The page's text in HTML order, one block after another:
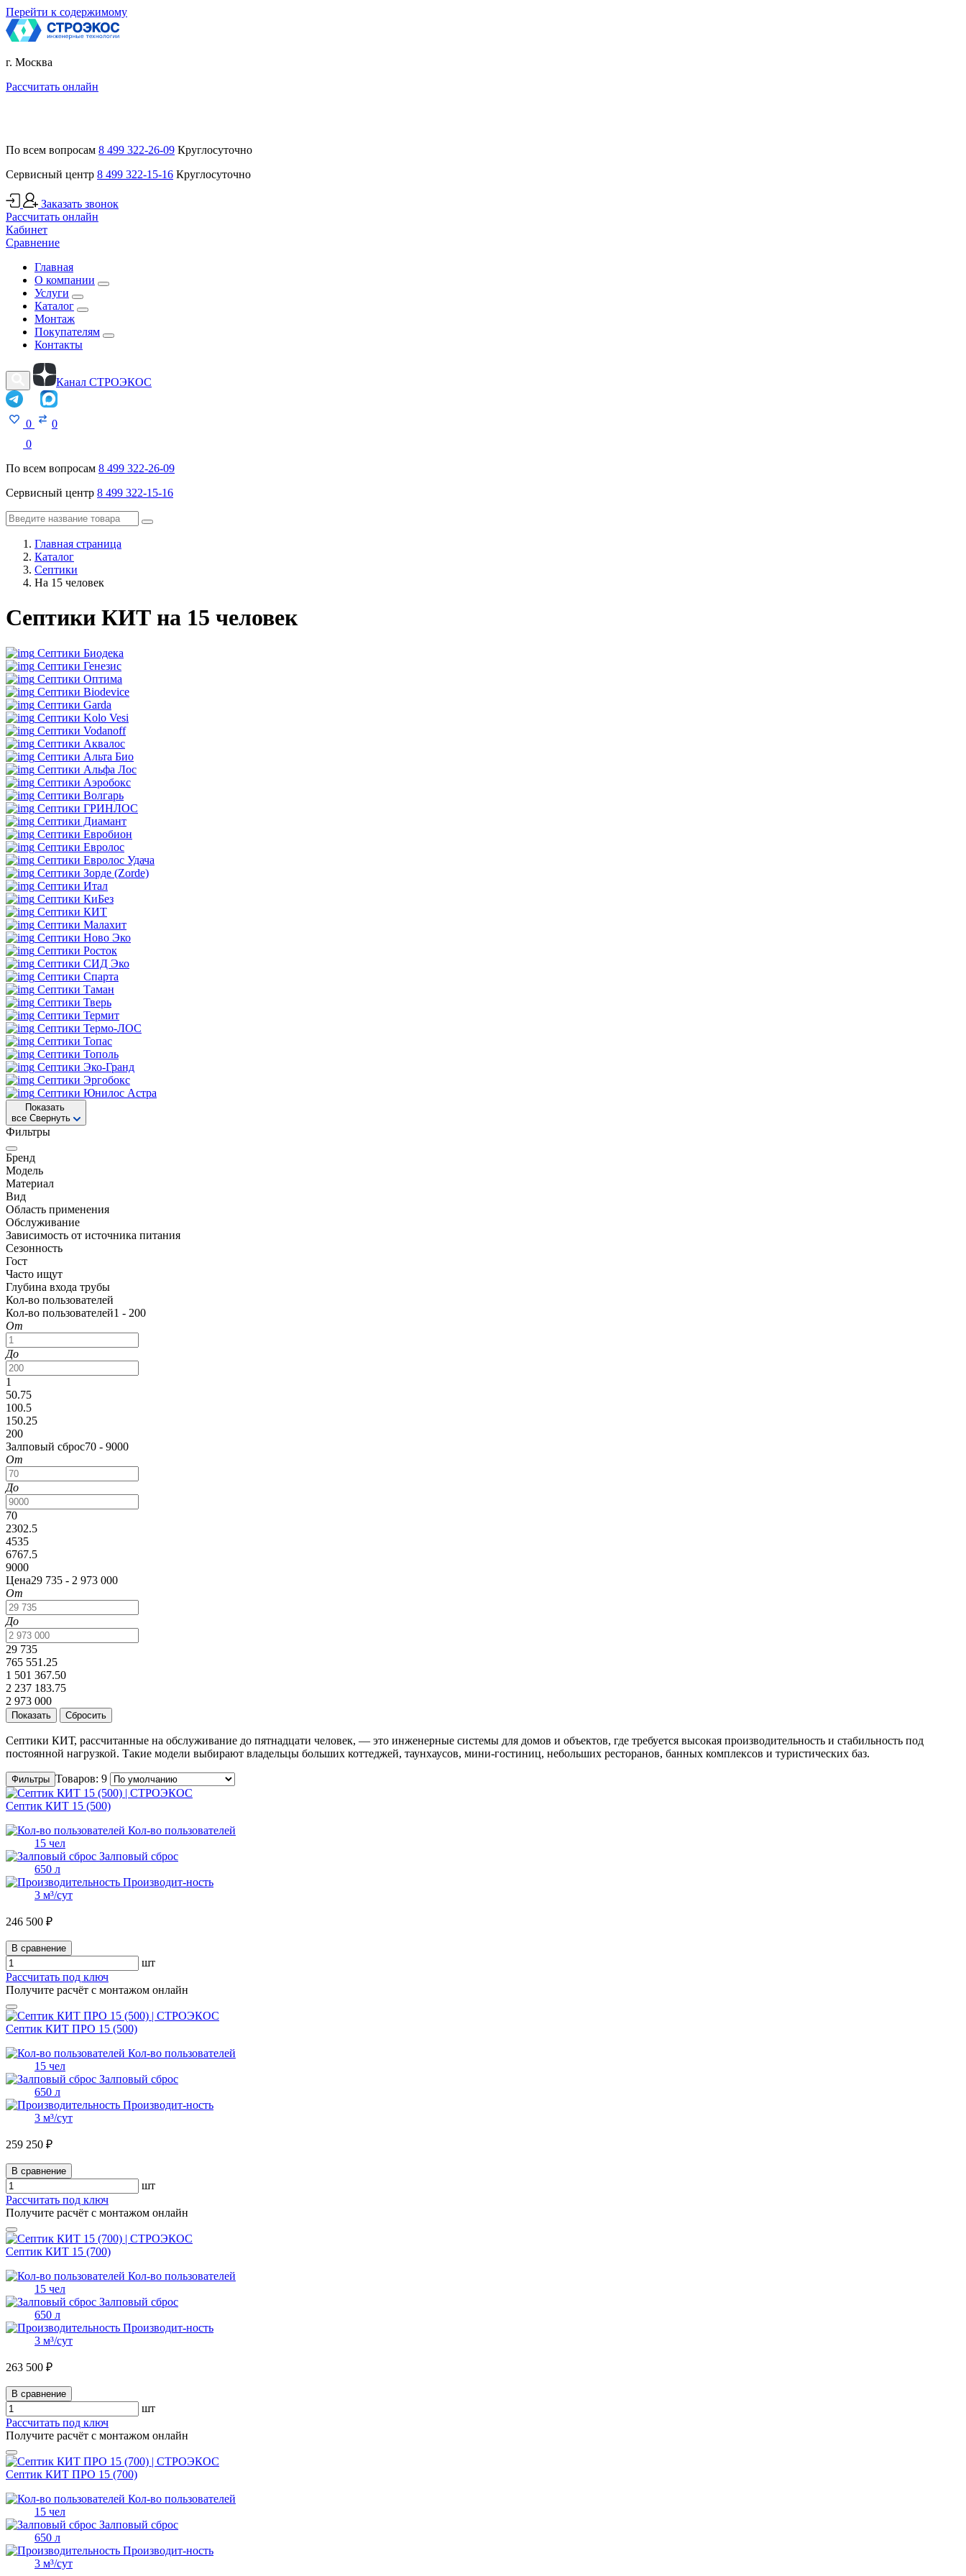
Перейти к содержимому
г. Москва
Рассчитать онлайн
По всем вопросам 8 499 322-26-09 Круглосуточно
Сервисный центр 8 499 322-15-16 Круглосуточно
Заказать звонок
Рассчитать онлайн
Кабинет
Сравнение
Главная
О компании
Услуги
Каталог
Монтаж
Покупателям
Контакты
Канал СТРОЭКОС
0
0
0
По всем вопросам 8 499 322-26-09
Сервисный центр 8 499 322-15-16
Главная страница
Каталог
Септики
На 15 человек
Септики КИТ на 15 человек
Септики Биодека
Септики Генезис
Септики Оптима
Септики Biodevice
Септики Garda
Септики Kolo Vesi
Септики Vodanoff
Септики Аквалос
Септики Альта Био
Септики Альфа Лос
Септики Аэробокс
Септики Волгарь
Септики ГРИНЛОС
Септики Диамант
Септики Евробион
Септики Евролос
Септики Евролос Удача
Септики Зорде (Zorde)
Септики Итал
Септики КиБез
Септики КИТ
Септики Малахит
Септики Ново Эко
Септики Росток
Септики СИД Эко
Септики Спарта
Септики Таман
Септики Тверь
Септики Термит
Септики Термо-ЛОС
Септики Топас
Септики Тополь
Септики Эко-Гранд
Септики Эргобокс
Септики Юнилос Астра
Показать
все Свернуть
Фильтры
Бренд
Модель
Материал
Вид
Область применения
Обслуживание
Зависимость от источника питания
Сезонность
Гост
Часто ищут
Глубина входа трубы
Кол-во пользователей
Кол-во пользователей1 - 200
От
До
1
50.75
100.5
150.25
200
Залповый сброс70 - 9000
От
До
70
2302.5
4535
6767.5
9000
Цена29 735 - 2 973 000
От
До
29 735
765 551.25
1 501 367.50
2 237 183.75
2 973 000
Септики КИТ, рассчитанные на обслуживание до пятнадцати человек, — это инженерные системы для домов и объектов, где требуется высокая производительность и стабильность под
постоянной нагрузкой. Такие модели выбирают владельцы больших коттеджей, таунхаусов, мини-гостиниц, небольших ресторанов, банных комплексов и туристических баз.
Фильтры Товаров: 9
Септик КИТ 15 (500)
Кол-во пользователей
15 чел
Залповый сброс
650 л
Производит-ность
3 м³/сут
246 500 ₽
В сравнение
шт
Рассчитать под ключ
Получите расчёт с монтажом онлайн
Септик КИТ ПРО 15 (500)
Кол-во пользователей
15 чел
Залповый сброс
650 л
Производит-ность
3 м³/сут
259 250 ₽
В сравнение
шт
Рассчитать под ключ
Получите расчёт с монтажом онлайн
Септик КИТ 15 (700)
Кол-во пользователей
15 чел
Залповый сброс
650 л
Производит-ность
3 м³/сут
263 500 ₽
В сравнение
шт
Рассчитать под ключ
Получите расчёт с монтажом онлайн
Септик КИТ ПРО 15 (700)
Кол-во пользователей
15 чел
Залповый сброс
650 л
Производит-ность
3 м³/сут